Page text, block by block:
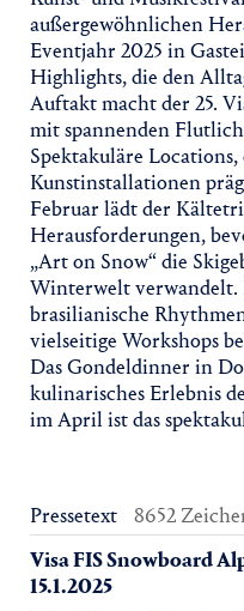
außergewöhnlichen
Eventjahr 2025 in
Highlights, die den
Auftakt macht der 25.
mit spannenden
Spektakuläre
Kunstinstallationen
Februar lädt der
Herausforderungen,
„Art on Snow“ die
Winterwelt verwandelt.
brasilianische
vielseitige Workshops
Das Gondeldinner in
kulinarisches Erlebnis
im April ist das
Pressetext 8652
Visa FIS Snowboard
15.1.2025